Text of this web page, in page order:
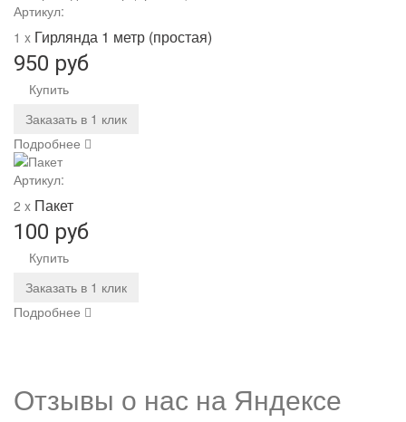
Артикул:
1 x Гирлянда 1 метр (простая)
950 руб
Купить
Заказать в 1 клик
Подробнее
Артикул:
2 x Пакет
100 руб
Купить
Заказать в 1 клик
Подробнее
Отзывы о нас на Яндексе